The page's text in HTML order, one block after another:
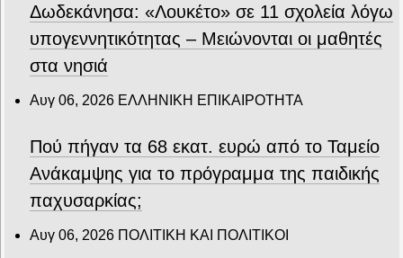
Δωδεκάνησα: «Λουκέτο» σε 11 σχολεία λόγω
υπογεννητικότητας – Μειώνονται οι μαθητές
στα νησιά
Αυγ 06, 2026 ΕΛΛΗΝΙΚΗ ΕΠΙΚΑΙΡΟΤΗΤΑ
Πού πήγαν τα 68 εκατ. ευρώ από το Ταμείο
Ανάκαμψης για το πρόγραμμα της παιδικής
παχυσαρκίας;
Αυγ 06, 2026 ΠΟΛΙΤΙΚΗ ΚΑΙ ΠΟΛΙΤΙΚΟΙ